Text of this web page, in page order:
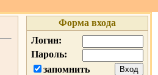
Форма входа
Логин:
Пароль:
запомнить